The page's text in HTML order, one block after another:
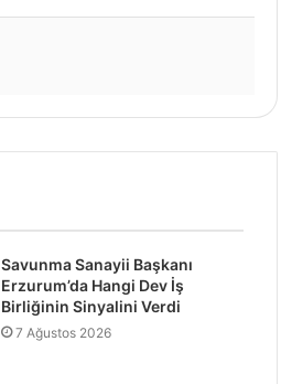
Savunma Sanayii Başkanı
Erzurum’da Hangi Dev İş
Birliğinin Sinyalini Verdi
7 Ağustos 2026